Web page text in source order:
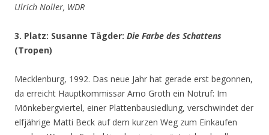
Ulrich Noller, WDR
3. Platz: Susanne Tägder: Die Farbe des Schattens
(Tropen)
Mecklenburg, 1992. Das neue Jahr hat gerade erst begonnen,
da erreicht Hauptkommissar Arno Groth ein Notruf: Im
Mönkebergviertel, einer Plattenbausiedlung, verschwindet der
elfjährige Matti Beck auf dem kurzen Weg zum Einkaufen